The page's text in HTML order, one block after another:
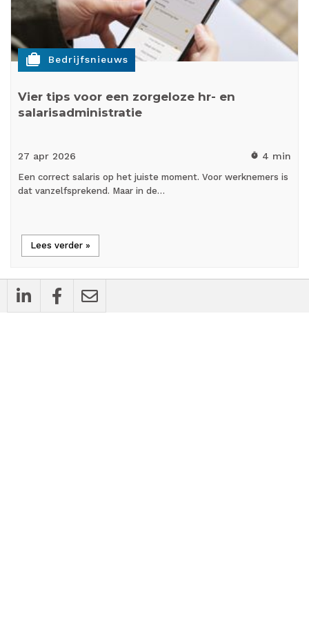
cases Bedrijfsnieuws
Vier tips voor een zorgeloze hr- en
salarisadministratie
27 apr 2026 timer 4 min
Een correct salaris op het juiste moment. Voor werknemers is
dat vanzelfsprekend. Maar in de…
Lees verder »